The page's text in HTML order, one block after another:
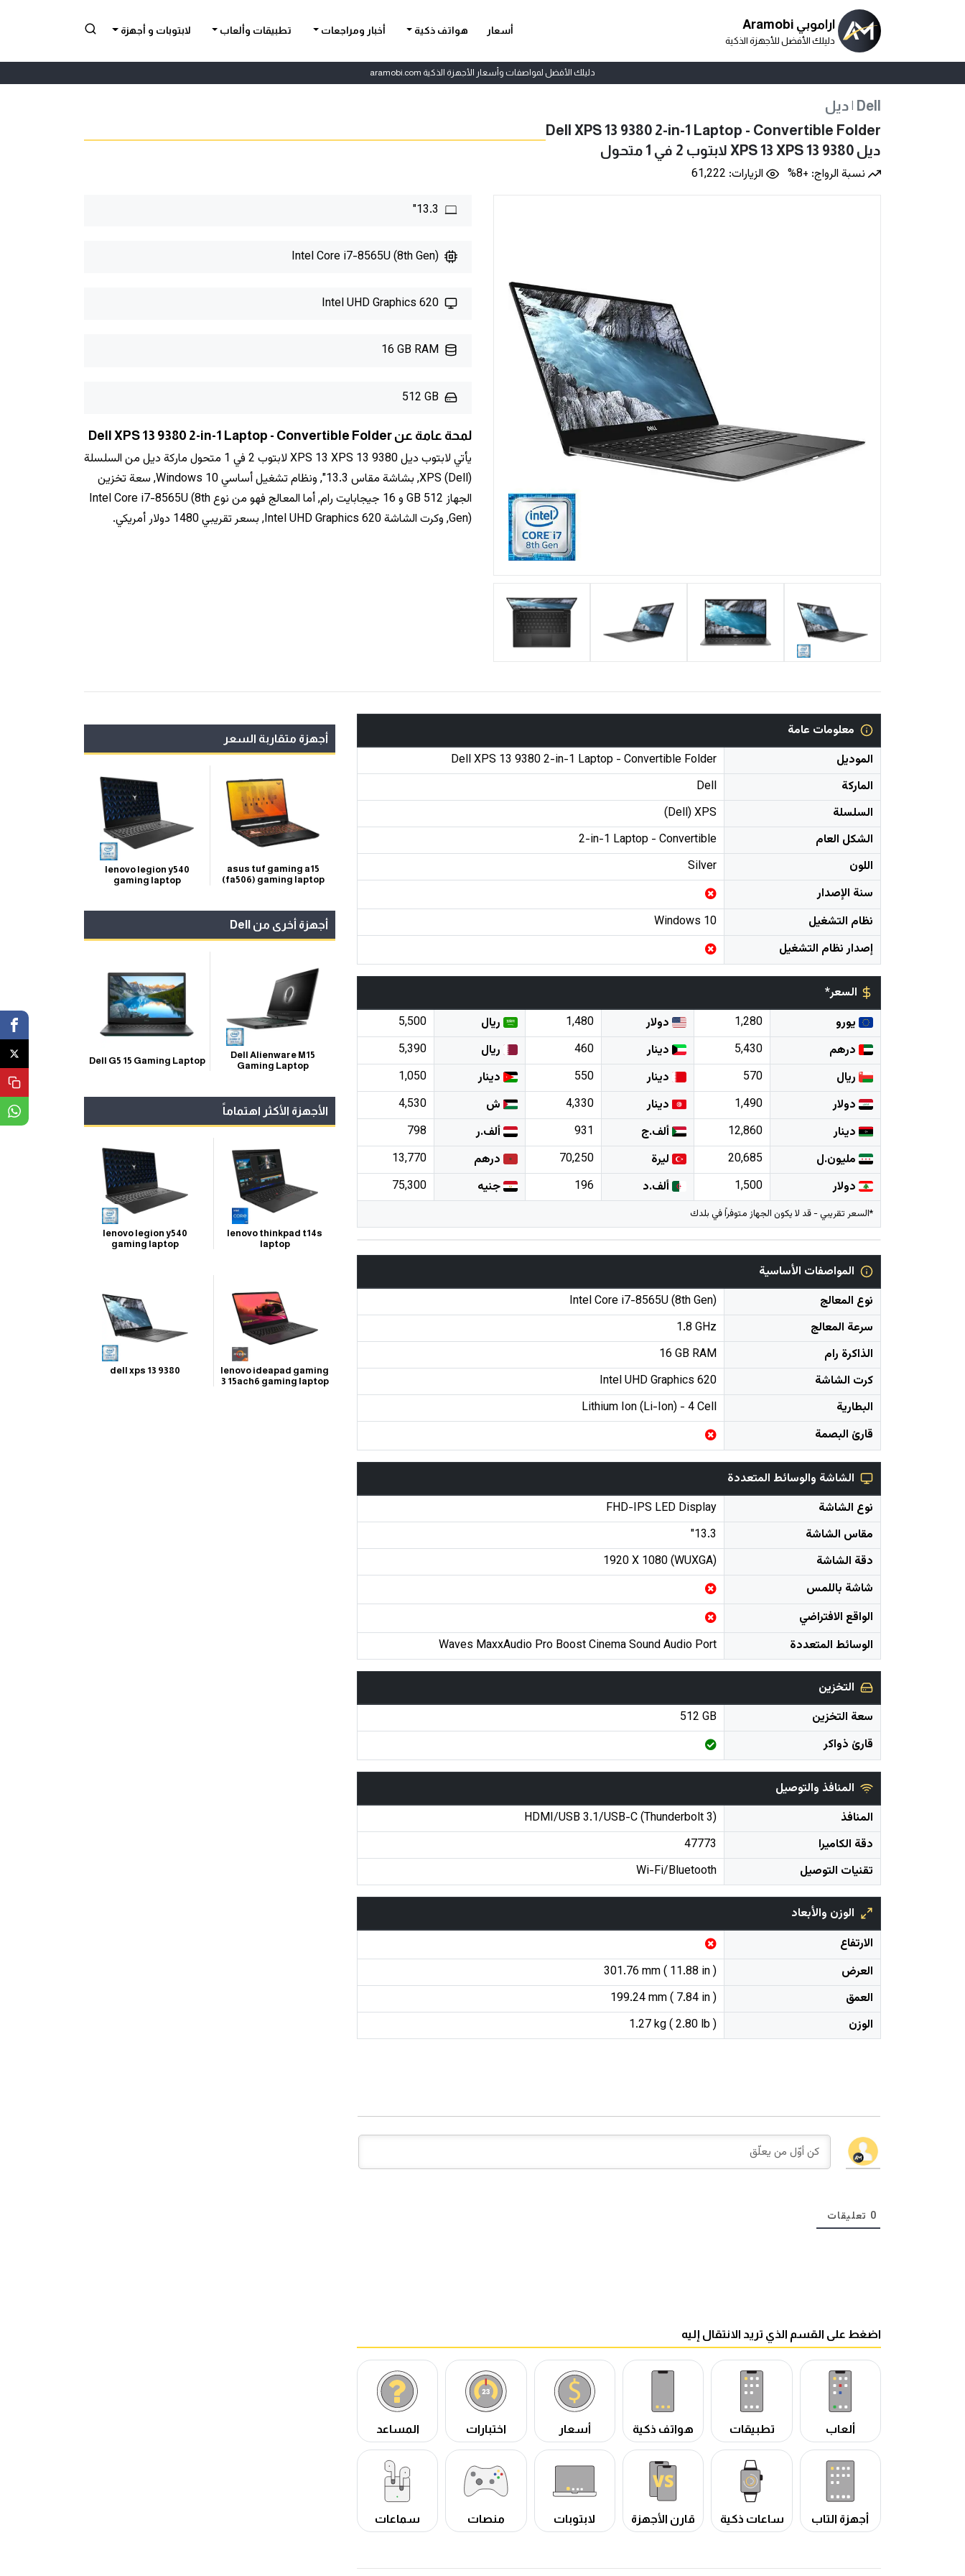
اراموبي Aramobi
دليلك الأفضل للأجهزة الذكية
أسعار هواتف ذكية أخبار ومراجعات تطبيقات وألعاب لابتوبات و أجهزة
دليلك الأفضل لمواصفات وأسعار الأجهزة الذكية aramobi.com
ديل | Dell
Dell XPS 13 9380 2-in-1 Laptop - Convertible Folder
ديل XPS ‎13 XPS ‎13‎ ‎9380 لابتوب 2 في 1 متحول
نسبة الرواج: +8%
الزيارات: 61,222
Intel Core i7-8565U (8th Gen)
Intel UHD Graphics 620
16 GB RAM
512 GB
لمحة عامة عن Dell XPS 13 9380 2-in-1 Laptop - Convertible Folder
يأتي لابتوب ديل XPS ‎13 XPS ‎13‎ ‎9380 لابتوب 2 في 1 متحول ماركة ديل من السلسلة
(Dell) XPS, بشاشة مقاس 13.3", ونظام تشغيل أساسي Windows 10, سعة تخزين
الجهاز 512 GB و ‎16 جيجابايت رام‎, أما المعالج فهو من نوع Intel Core i7-8565U (8th
Gen), وكرت الشاشة Intel UHD Graphics 620, بسعر تقريبي 1480 دولار أمريكي.
معلومات عامة
الموديل
Dell XPS 13 9380 2-in-1 Laptop - Convertible Folder
الماركة
Dell
السلسلة
(Dell) XPS
الشكل العام
2-in-1 Laptop - Convertible
اللون
Silver
سنة الإصدار
نظام التشغيل
Windows 10
إصدار نظام التشغيل
السعر*
يورو
1,280 دولار 1,480 ريال
5,500
درهم
5,430 دينار 460 ريال
5,390
ريال
570 دينار 550 دينار
1,050
دولار
1,490 دينار 4,330 ش
4,530
دينار
12,860 ألف.ج 931 ألف.ر
798
مليون.ل
20,685 ليرة 70,250 درهم
13,770
دولار
1,500 ألف.د 196 جنيه 75,300
*السعر تقريبي - قد لا يكون الجهاز متوفراً في بلدك
المواصفات الأساسية
نوع المعالج
Intel Core i7-8565U (8th Gen)
سرعة المعالج
1.8 GHz
الذاكرة رام
16 GB RAM
كرت الشاشة
Intel UHD Graphics 620
البطارية
Lithium Ion (Li-Ion) - 4 Cell
قارئ البصمة
الشاشة والوسائط المتعددة
نوع الشاشة
FHD-IPS LED Display
مقاس الشاشة
13.3"
دقة الشاشة
1920 X 1080 (WUXGA)
شاشة باللمس
الواقع الافتراضي
الوسائط المتعددة
Waves MaxxAudio Pro Boost Cinema Sound Audio Port
التخزين
سعة التخزين
512 GB
قارئ ذواكر
المنافذ والتوصيل
المنافذ
HDMI/USB 3.1/USB-C (Thunderbolt 3)
دقة الكاميرا
47773
تقنيات التوصيل
Wi-Fi/Bluetooth
الوزن والأبعاد
الارتفاع
العرض
301.76 mm ( 11.88 in )
العمق
199.24 mm ( 7.84 in )
الوزن
1.27 kg ( 2.80 lb )
0 تعليقات
اضغط على القسم الذي تريد الانتقال إليه
ألعاب تطبيقات هواتف ذكية أسعار اختبارات المساعد
أجهزة التاب ساعات ذكية قارن الأجهزة لابتوبات منصات سماعات
أجهزة متقاربة السعر
asus tuf gaming a15
(fa506) gaming laptop
lenovo legion y540
gaming laptop
أجهزة أخرى من Dell
Dell Alienware M15
Gaming Laptop
Dell G5 15 Gaming Laptop
الأجهزة الأكثر اهتماماً
lenovo thinkpad t14s
laptop
lenovo legion y540
gaming laptop
lenovo ideapad gaming
3 15ach6 gaming laptop
dell xps 13 9380